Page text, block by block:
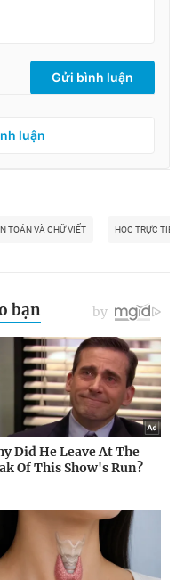
Gửi bình luận
luận
TOÁN VÀ CHỮ VIẾT HỌC TRỰC TIẾP